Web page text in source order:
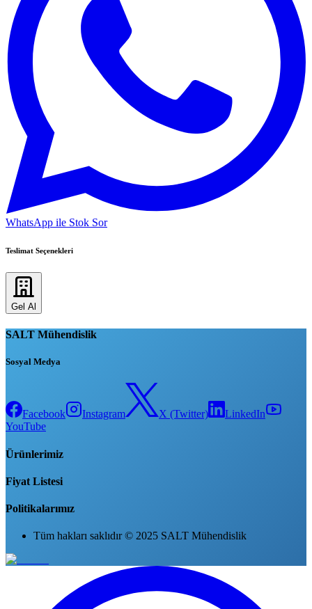
WhatsApp ile Stok Sor
Teslimat Seçenekleri
Gel Al
SALT Mühendislik
Sosyal Medya
Facebook Instagram X (Twitter)
LinkedIn
YouTube
Ürünlerimiz
Fiyat Listesi
Politikalarımız
Tüm hakları saklıdır © 2025 SALT Mühendislik